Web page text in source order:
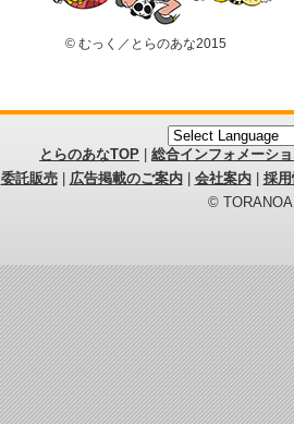
© むっく／とらのあな2015
とらのあなTOP
総合インフォメーシ
委託販売| 広告掲載のご案内| 会社案内| 採
©